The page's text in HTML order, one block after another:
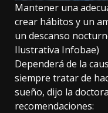
Mantener una
crear hábitos y un
un descanso
Ilustrativa Infobae)
Dependerá de la
siempre tratar de
sueño, dijo la
recomendaciones: